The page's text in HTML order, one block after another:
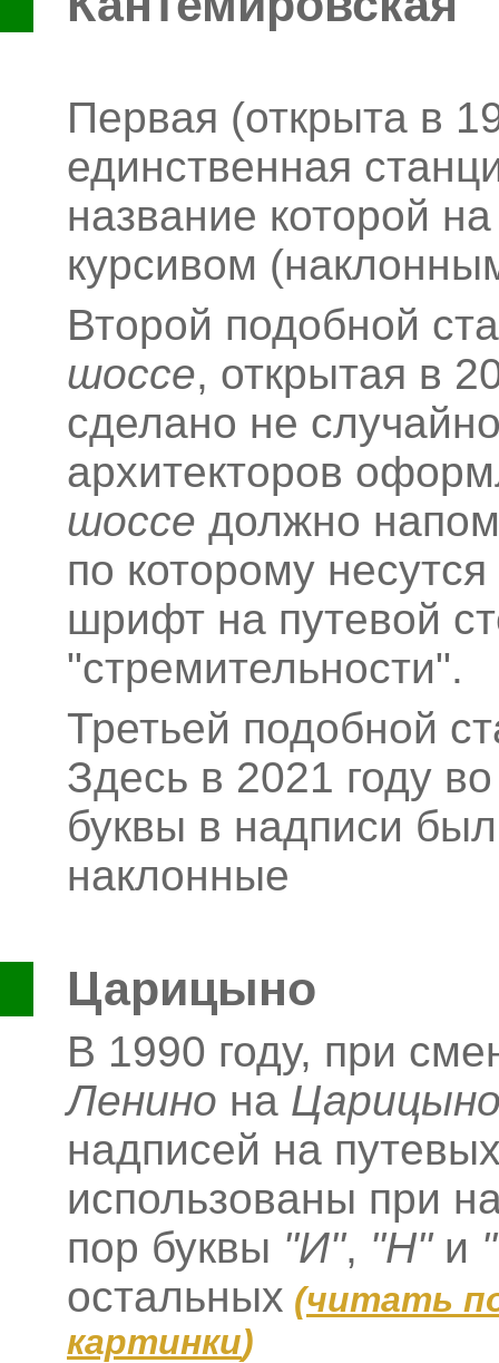
Первая (открыта в
единственная
название которой
курсивом
Второй подобной
шоссе, открытая в
сделано не
архитекторов
шоссе должно
по которому
шрифт на путевой
"стремительности".
Третьей подобной
Здесь в 2021 году
буквы в надписи
наклонные
Царицыно
В 1990 году, при
Ленино на
надписей на
использованы при
пор буквы "И", "Н"и
остальных (читать
картинки)